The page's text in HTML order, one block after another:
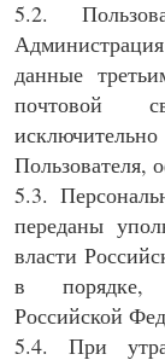
5.2.
Администрация
данные
почтовой
Пользователя,
5.3.
переданы
власти
в порядке,
Российской
5.4. При